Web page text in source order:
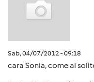
Sab, 04/07/2012 - 09:18
cara Sonia, come al